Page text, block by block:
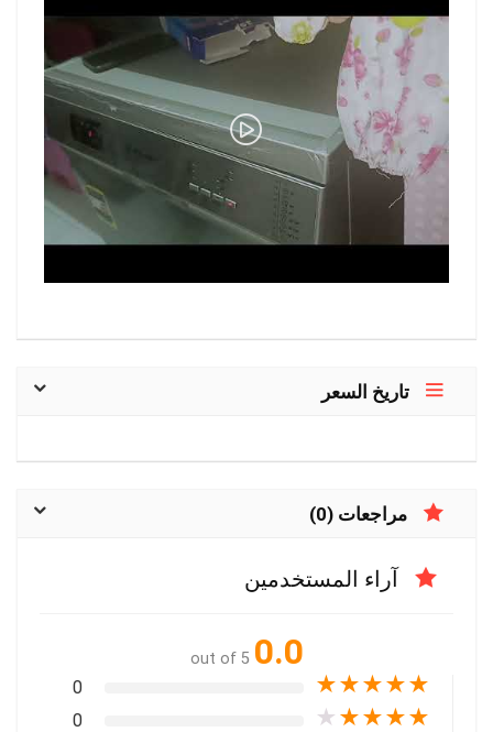
تاريخ السعر
مراجعات (0)
آراء المستخدمين
0.0
out of 5
★
★
★
★
★
0
★
★
★
★
★
0